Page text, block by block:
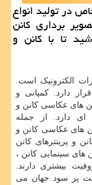
در تولید انواع
برداری كانن
تا با كانن و
الکترونیک است.
دارد. کمپانی و
های عکاسی کانن و
ای دارد. از جمله
های عکاسی کانن و
و پرینترهای کانن
های سینمایی کانن ،
بیشتری دارند.
پر سود جهان می